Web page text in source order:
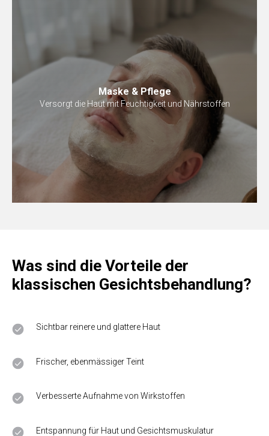
Maske & Pflege
Versorgt die Haut mit Feuchtigkeit und Nährstoffen
Was sind die Vorteile der
klassischen Gesichtsbehandlung?
Sichtbar reinere und glattere Haut
Frischer, ebenmässiger Teint
Verbesserte Aufnahme von Wirkstoffen
Entspannung für Haut und Gesichtsmuskulatur